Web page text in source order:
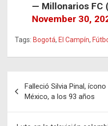
— Millonarios FC
November 30,
Tags: Bogotá, El Campín,
de
entradas
Falleció Silvia Pinal,
México, a los 93 años